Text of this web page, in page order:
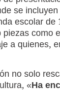
se
escolar
como
a quienes,
no solo
«Ha